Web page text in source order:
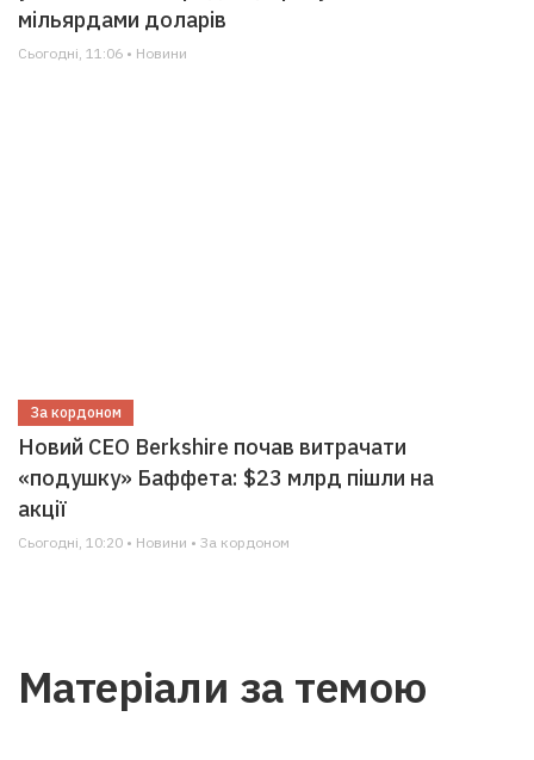
мільярдами доларів
Сьогодні, 11:06 • Новини
За кордоном
Новий CEO Berkshire почав витрачати
«подушку» Баффета: $23 млрд пішли на
акції
Сьогодні, 10:20 • Новини • За кордоном
Матеріали за темою